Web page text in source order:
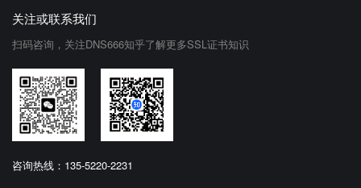
关注或联系我们
扫码咨询，关注DNS666知乎了解更多SSL证书知识
咨询热线：135-5220-2231